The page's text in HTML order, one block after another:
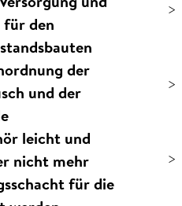
für den
der
und der
leicht und
nicht mehr
für die